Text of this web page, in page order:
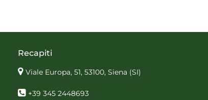
Recapiti
Viale Europa, 51, 53100, Siena (SI)
+39 345 2448693